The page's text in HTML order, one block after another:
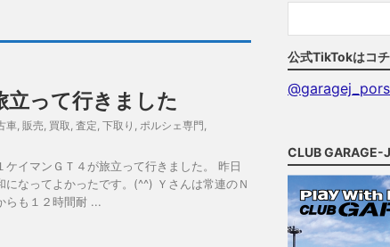
立って行きました
車 販売 買取 査定 下取り ポルシェ専門
イマンＧＴ４が旅立って行きました。 昨日
になってよかったです。(^^) Ｙさんは常連のＮ
らも１２時間耐 ...
公式TikTokはコ
CLUB GARAGE-J